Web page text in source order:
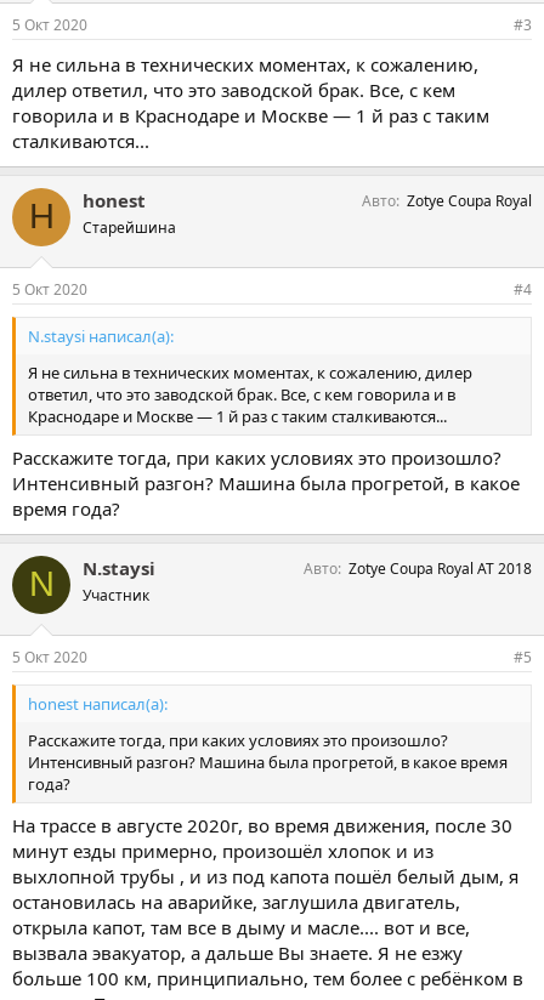
5 Окт 2020 #3
Я не сильна в технических моментах, к сожалению,
дилер ответил, что это заводской брак. Все, с кем
говорила и в Краснодаре и Москве — 1 й раз с таким
сталкиваются...
H honest
Старейшина
Авто Zotye Coupa Royal
5 Окт 2020 #4
N.staysi написал(а):
Я не сильна в технических моментах, к сожалению, дилер
ответил, что это заводской брак. Все, с кем говорила и в
Краснодаре и Москве — 1 й раз с таким сталкиваются...
Расскажите тогда, при каких условиях это произошло?
Интенсивный разгон? Машина была прогретой, в какое
время года?
N N.staysi
Участник
Авто Zotye Coupa Royal AT 2018
5 Окт 2020 #5
honest написал(а):
Расскажите тогда, при каких условиях это произошло?
Интенсивный разгон? Машина была прогретой, в какое время
года?
На трассе в августе 2020г, во время движения, после 30
минут езды примерно, произошёл хлопок и из
выхлопной трубы , и из под капота пошёл белый дым, я
остановилась на аварийке, заглушила двигатель,
открыла капот, там все в дыму и масле.... вот и все,
вызвала эвакуатор, а дальше Вы знаете. Я не езжу
больше 100 км, принципиально, тем более с ребёнком в